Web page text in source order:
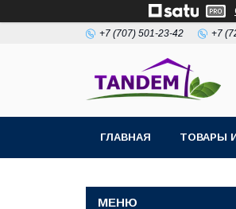
+7 (707) 501-23-42 +7
ГЛАВНАЯ ТОВАРЫ